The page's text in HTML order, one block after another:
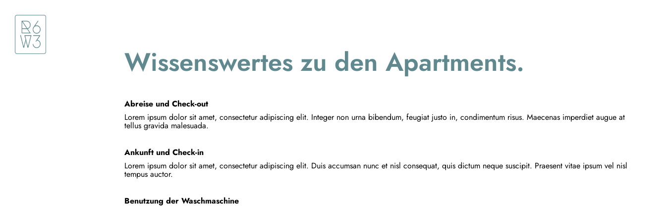
Wissenswertes zu den Apartments.
Abreise und Check-out
Lorem ipsum dolor sit amet, consectetur adipiscing elit. Integer non urna bibendum, feugiat justo in, condimentum risus. Maecenas imperdiet augue at
tellus gravida malesuada.
Ankunft und Check-in
Lorem ipsum dolor sit amet, consectetur adipiscing elit. Duis accumsan nunc et nisl consequat, quis dictum neque suscipit. Praesent vitae ipsum vel nisl
tempus auctor.
Benutzung der Waschmaschine